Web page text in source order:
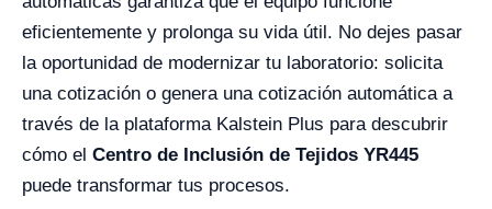
eficientemente y prolonga su vida útil. No dejes pasar
la oportunidad de modernizar tu laboratorio: solicita
una cotización o genera una cotización automática a
través de la plataforma Kalstein Plus para descubrir
cómo el Centro de Inclusión de Tejidos YR445
puede transformar tus procesos.